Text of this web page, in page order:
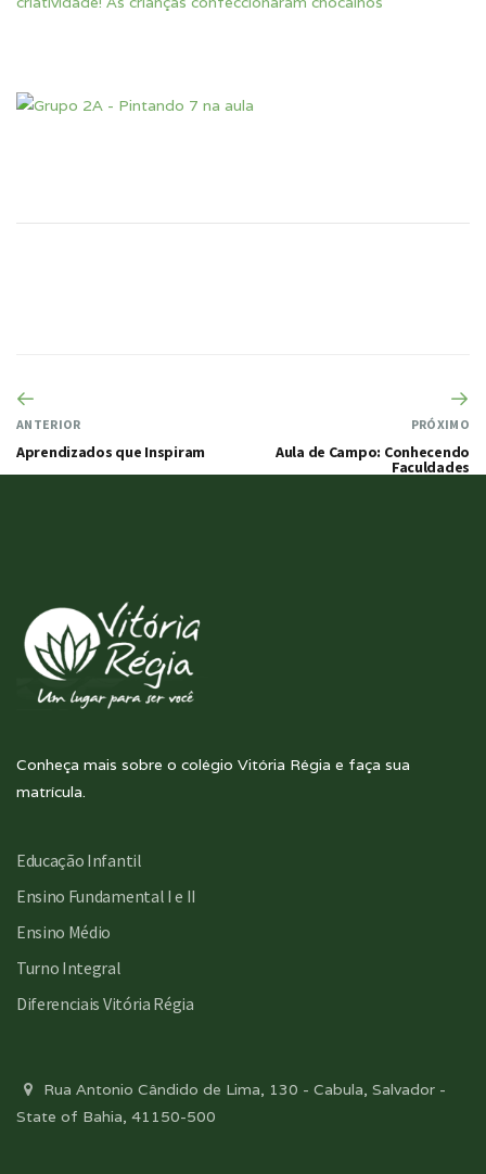
ANTERIOR
Aprendizados que Inspiram
PRÓXIMO
Aula de Campo: Conhecendo
Faculdades
Conheça mais sobre o colégio Vitória Régia e faça sua
matrícula.
Educação Infantil
Ensino Fundamental I e II
Ensino Médio
Turno Integral
Diferenciais Vitória Régia
Rua Antonio Cândido de Lima, 130 - Cabula, Salvador -
State of Bahia, 41150-500